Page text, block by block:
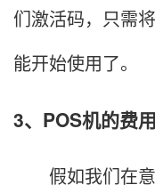
们激活码，只需
能开始使用了。
3、POS机的费
假如我们在意